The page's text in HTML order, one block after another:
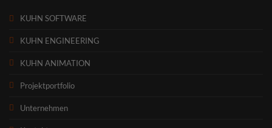
KUHN SOFTWARE
KUHN ENGINEERING
KUHN ANIMATION
Projektportfolio
Unternehmen